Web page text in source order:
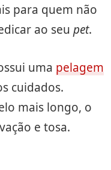
para quem não
ao seu pet.
uma pelagem
cuidados.
mais longo, o
e tosa.